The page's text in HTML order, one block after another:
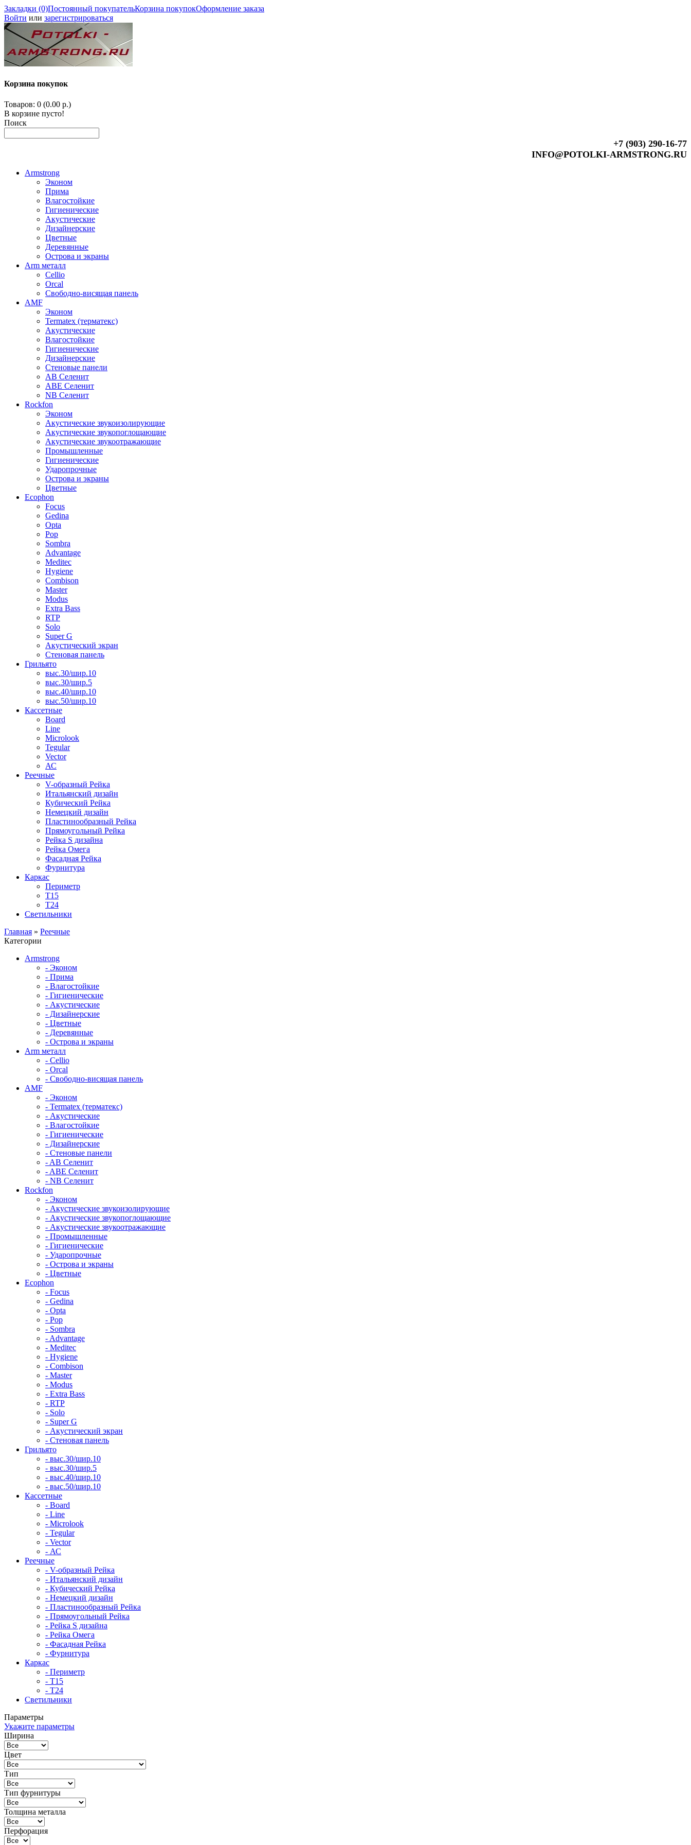
Закладки (0)Постоянный покупательКорзина покупокОформление заказа
Войти или зарегистрироваться
Корзина покупок
Товаров: 0 (0.00 р.)
В корзине пусто!
Поиск
+7 (903) 290-16-77
INFO@POTOLKI-ARMSTRONG.RU
Armstrong
Эконом
Прима
Влагостойкие
Гигиенические
Акустические
Дизайнерские
Цветные
Деревянные
Острова и экраны
Arm металл
Cellio
Orcal
Свободно-висящая панель
AMF
Эконом
Termatex (терматекс)
Акустические
Влагостойкие
Гигиенические
Дизайнерские
Стеновые панели
AB Селенит
ABE Селенит
NB Селенит
Rockfon
Эконом
Акустические звукоизолирующие
Акустические звукопоглощающие
Акустические звукоотражающие
Промышленные
Гигиенические
Ударопрочные
Острова и экраны
Цветные
Ecophon
Focus
Gedina
Opta
Pop
Sombra
Advantage
Meditec
Hygiene
Combison
Master
Modus
Extra Bass
RTP
Solo
Super G
Акустический экран
Стеновая панель
Грильято
выс.30/шир.10
выс.30/шир.5
выс.40/шир.10
выс.50/шир.10
Кассетные
Board
Line
Microlook
Tegular
Vector
АС
Реечные
V-образный Рейка
Итальянский дизайн
Кубический Рейка
Немецкий дизайн
Пластинообразный Рейка
Прямоугольный Рейка
Рейка S дизайна
Рейка Омега
Фасадная Рейка
Фурнитура
Каркас
Периметр
Т15
Т24
Светильники
Главная » Реечные
Категории
Armstrong
- Эконом
- Прима
- Влагостойкие
- Гигиенические
- Акустические
- Дизайнерские
- Цветные
- Деревянные
- Острова и экраны
Arm металл
- Cellio
- Orcal
- Свободно-висящая панель
AMF
- Эконом
- Termatex (терматекс)
- Акустические
- Влагостойкие
- Гигиенические
- Дизайнерские
- Стеновые панели
- AB Селенит
- ABE Селенит
- NB Селенит
Rockfon
- Эконом
- Акустические звукоизолирующие
- Акустические звукопоглощающие
- Акустические звукоотражающие
- Промышленные
- Гигиенические
- Ударопрочные
- Острова и экраны
- Цветные
Ecophon
- Focus
- Gedina
- Opta
- Pop
- Sombra
- Advantage
- Meditec
- Hygiene
- Combison
- Master
- Modus
- Extra Bass
- RTP
- Solo
- Super G
- Акустический экран
- Стеновая панель
Грильято
- выс.30/шир.10
- выс.30/шир.5
- выс.40/шир.10
- выс.50/шир.10
Кассетные
- Board
- Line
- Microlook
- Tegular
- Vector
- АС
Реечные
- V-образный Рейка
- Итальянский дизайн
- Кубический Рейка
- Немецкий дизайн
- Пластинообразный Рейка
- Прямоугольный Рейка
- Рейка S дизайна
- Рейка Омега
- Фасадная Рейка
- Фурнитура
Каркас
- Периметр
- Т15
- Т24
Светильники
Параметры
Укажите параметры
Ширина
Цвет
Тип
Тип фурнитуры
Толщина металла
Перфорация